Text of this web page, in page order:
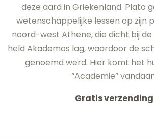
deze aard in Griekenland. Plato
wetenschappelijke lessen op zijn
noord-west Athene, die dicht bij
held Akademos lag, waardoor de
genoemd werd. Hier komt het
“Academie”
Gratis verzending